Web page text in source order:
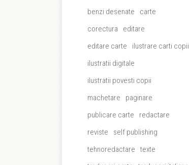
benzi desenate
carte
corectura
editare
editare carte
ilustrare carti copii
ilustratii digitale
ilustratii povesti copii
machetare
paginare
publicare carte
redactare
reviste
self publishing
tehnoredactare
texte